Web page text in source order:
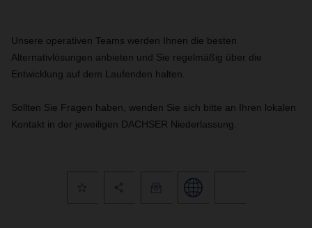
Unsere operativen Teams werden Ihnen die besten
Alternativlösungen anbieten und Sie regelmäßig über die
Entwicklung auf dem Laufenden halten.
Sollten Sie Fragen haben, wenden Sie sich bitte an Ihren lokalen
Kontakt in der jeweiligen DACHSER Niederlassung